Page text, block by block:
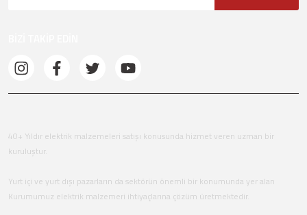
40+ Yıldır elektrik malzemeleri satışı konusunda hizmet veren uzman bir
kuruluştur.
Yurt içi ve yurt dışı pazarların da sektörün önemli bir konumunda yer alan
Kurumumuz elektrik malzemeri ihtiyaçlarına çözüm üretmektedir.